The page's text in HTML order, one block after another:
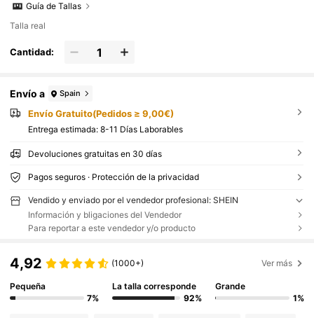
Guía de Tallas
Talla real
Cantidad:
Envío a Spain
Envío Gratuito(Pedidos ≥ 9,00€)
Entrega estimada: 8-11 Días Laborables
Devoluciones gratuitas en 30 días
Pagos seguros · Protección de la privacidad
Vendido y enviado por el vendedor profesional: SHEIN
Información y bligaciones del Vendedor
Para reportar a este vendedor y/o producto
4,92 (1000+) Ver más
Pequeña
7%
La talla corresponde
92%
Grande
1%